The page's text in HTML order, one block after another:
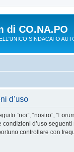
di CO.NA.PO
SINDACATO
d’uso
“noi”, “nostro”,
d’uso
controllare con